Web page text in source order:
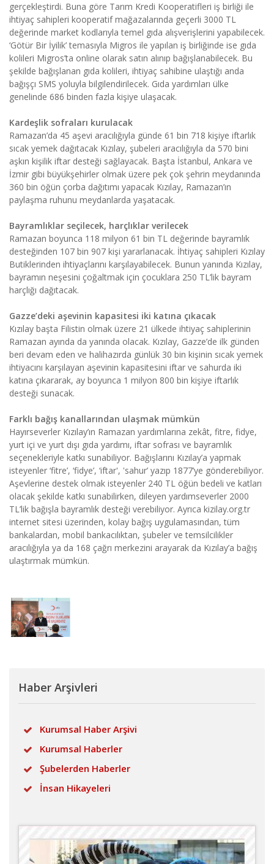
gerçekleştirdi. Buna göre Tarım Kredi Kooperatifleri iş birliği ile
ihtiyaç sahipleri kooperatif mağazalarında geçerli 3000 TL
değerinde market kodlarıyla temel gıda alışverişlerini yapabilecek.
‘Götür Bir İyilik’ temasıyla Migros ile yapılan iş birliğinde ise gıda
kolileri Migros’ta online olarak satın alınıp bağışlanabilecek. Bu
şekilde bağışlanan gıda kolileri, ihtiyaç sahibine ulaştığı anda
bağışçı SMS yoluyla bilgilendirilecek. Gıda yardımları ülke
genelinde 686 binden fazla kişiye ulaşacak.
Kardeşlik sofraları kurulacak
Ramazan’da 45 aşevi aracılığıyla günde 61 bin 718 kişiye iftarlık
sıcak yemek dağıtacak Kızılay, şubeleri aracılığıyla da 570 bini
aşkın kişilik iftar desteği sağlayacak. Başta İstanbul, Ankara ve
İzmir gibi büyükşehirler olmak üzere pek çok şehrin meydanında
360 bin öğün çorba dağıtımı yapacak Kızılay, Ramazan’ın
paylaşma ruhunu meydanlarda yaşatacak.
Bayramlıklar seçilecek, harçlıklar verilecek
Ramazan boyunca 118 milyon 61 bin TL değerinde bayramlık
desteğinden 107 bin 907 kişi yararlanacak. İhtiyaç sahipleri Kızılay
Butiklerinden ihtiyaçlarını karşılayabilecek. Bunun yanında Kızılay,
bayramın neşesini çoğaltmak için çocuklara 250 TL’lik bayram
harçlığı dağıtacak.
Gazze’deki aşevinin kapasitesi iki katına çıkacak
Kızılay başta Filistin olmak üzere 21 ülkede ihtiyaç sahiplerinin
Ramazan ayında da yanında olacak. Kızılay, Gazze’de ilk günden
beri devam eden ve halihazırda günlük 30 bin kişinin sıcak yemek
ihtiyacını karşılayan aşevinin kapasitesini iftar ve sahurda iki
katına çıkararak, ay boyunca 1 milyon 800 bin kişiye iftarlık
desteği sunacak.
Farklı bağış kanallarından ulaşmak mümkün
Hayırseverler Kızılay’ın Ramazan yardımlarına zekât, fitre, fidye,
yurt içi ve yurt dışı gıda yardımı, iftar sofrası ve bayramlık
seçenekleriyle katkı sunabiliyor. Bağışlarını Kızılay’a yapmak
isteyenler ‘fitre’, ‘fidye’, ‘iftar', 'sahur’ yazıp 1877’ye gönderebiliyor.
Aşevlerine destek olmak isteyenler 240 TL öğün bedeli ve katları
olacak şekilde katkı sunabilirken, dileyen yardımseverler 2000
TL’lik bağışla bayramlık desteği verebiliyor. Ayrıca kizilay.org.tr
internet sitesi üzerinden, kolay bağış uygulamasından, tüm
bankalardan, mobil bankacılıktan, şubeler ve temsilcilikler
aracılığıyla ya da 168 çağrı merkezini arayarak da Kızılay’a bağış
ulaştırmak mümkün.
Haber Arşivleri
Kurumsal Haber Arşivi
Kurumsal Haberler
Şubelerden Haberler
İnsan Hikayeleri